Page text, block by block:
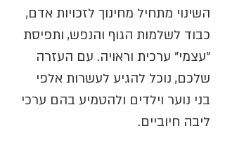
השינוי מתחיל מחינוך לזכויות אדם,
כבוד לשלמות הגוף והנפש, ותפיסת
"עצמי" ערכית וראויה. עם העזרה
שלכם, נוכל להגיע לעשרות אלפי
בני נוער וילדים ולהטמיע בהם ערכי
ליבה חיוביים.